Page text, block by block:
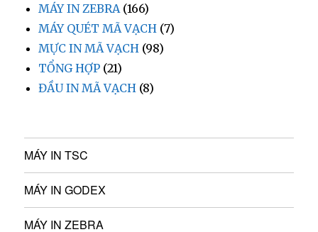
MÁY IN ZEBRA (166)
MÁY QUÉT MÃ VẠCH (7)
MỰC IN MÃ VẠCH (98)
TỔNG HỢP (21)
ĐẦU IN MÃ VẠCH (8)
MÁY IN TSC
MÁY IN GODEX
MÁY IN ZEBRA